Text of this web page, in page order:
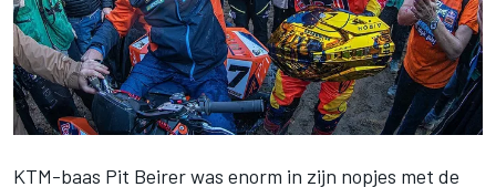
KTM-baas Pit Beirer was enorm in zijn nopjes met de